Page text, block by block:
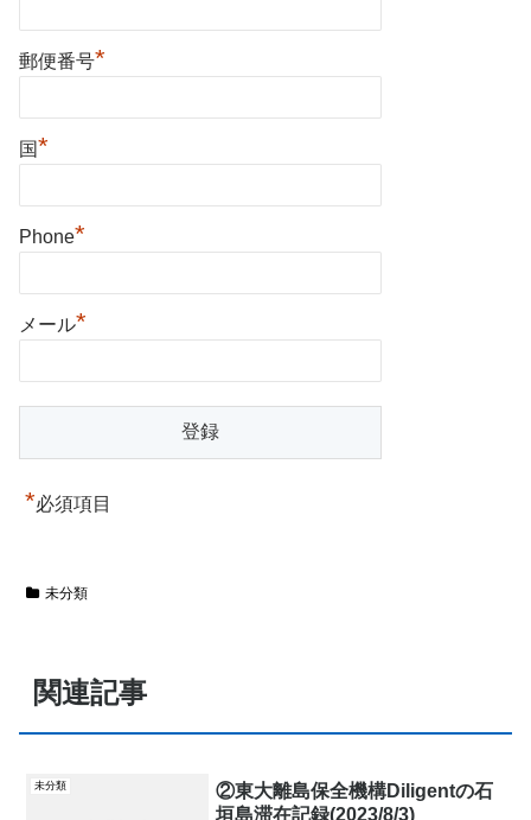
郵便番号*
国*
Phone*
メール*
*必須項目
未分類
関連記事
未分類
②東大離島保全機構Diligentの石
垣島滞在記録(2023/8/3)